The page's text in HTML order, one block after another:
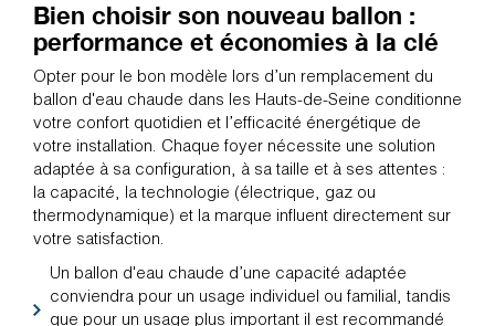
Bien choisir son nouveau ballon :
performance et économies à la clé
Opter pour le bon modèle lors d’un remplacement du
ballon d'eau chaude dans les Hauts-de-Seine conditionne
votre confort quotidien et l’efficacité énergétique de
votre installation. Chaque foyer nécessite une solution
adaptée à sa configuration, à sa taille et à ses attentes :
la capacité, la technologie (électrique, gaz ou
thermodynamique) et la marque influent directement sur
votre satisfaction.
Un ballon d'eau chaude d’une capacité adaptée
conviendra pour un usage individuel ou familial, tandis
que pour un usage plus important il est recommandé